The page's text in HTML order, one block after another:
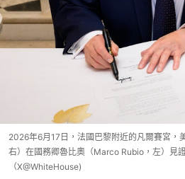
2026年6月17日，法國巴黎附近的凡爾賽宮，
右）在國務卿魯比奧（Marco Rubio，左）見
（X@WhiteHouse)